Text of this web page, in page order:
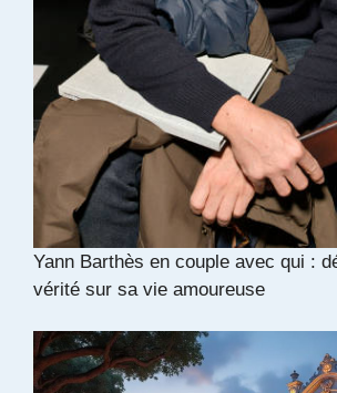
Yann Barthès en couple avec qui :
vérité sur sa vie amoureuse